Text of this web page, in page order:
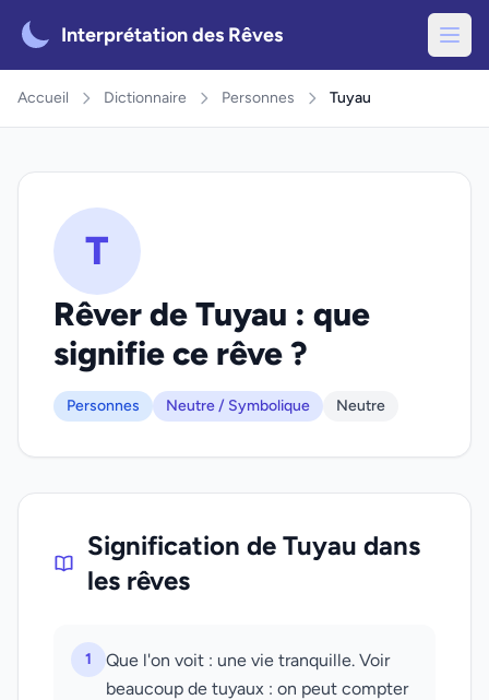
Interprétation des Rêves
Accueil Dictionnaire Personnes Tuyau
T
Rêver de Tuyau : que
signifie ce rêve ?
Personnes Neutre / Symbolique Neutre
Signification de Tuyau dans
les rêves
1
Que l'on voit : une vie tranquille. Voir
beaucoup de tuyaux : on peut compter